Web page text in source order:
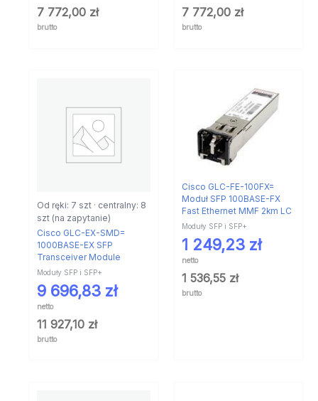
7 772,00 zł
brutto
7 772,00 zł
brutto
Od ręki: 7 szt · centralny: 8
szt (na zapytanie)
Cisco GLC-EX-SMD=
1000BASE-EX SFP
Transceiver Module
Moduły SFP i SFP+
9 696,83 zł
netto
11 927,10 zł
brutto
Cisco GLC-FE-100FX=
Moduł SFP 100BASE-FX
Fast Ethernet MMF 2km LC
Moduły SFP i SFP+
1 249,23 zł
netto
1 536,55 zł
brutto